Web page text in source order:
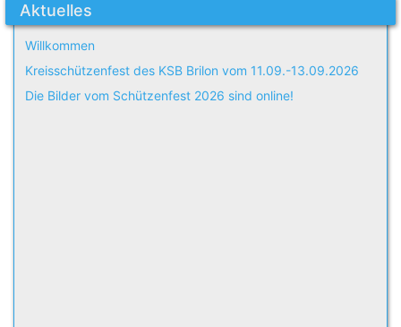
Aktuelles
Willkommen
Kreisschützenfest des KSB Brilon vom 11.09.-13.09.2026
Die Bilder vom Schützenfest 2026 sind online!